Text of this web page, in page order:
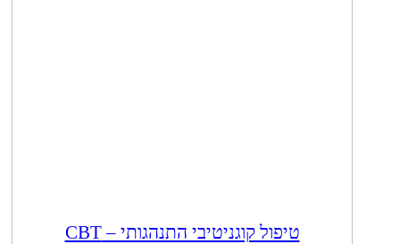
טיפול קוגניטיבי התנהגותי – CBT